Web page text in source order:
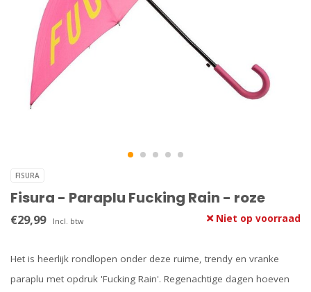
FISURA
Fisura - Paraplu Fucking Rain - roze
€29,99 Incl. btw Niet op voorraad
Het is heerlijk rondlopen onder deze ruime, trendy en vranke
paraplu met opdruk 'Fucking Rain'. Regenachtige dagen hoeven